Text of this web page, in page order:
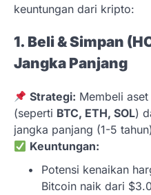
keuntungan dari kripto:
1. Beli & Simpan
Jangka Panjang
Strategi: Membeli
(seperti BTC, ETH, SOL)
jangka panjang (1-5
Keuntungan:
Potensi kenaikan
Bitcoin naik dari